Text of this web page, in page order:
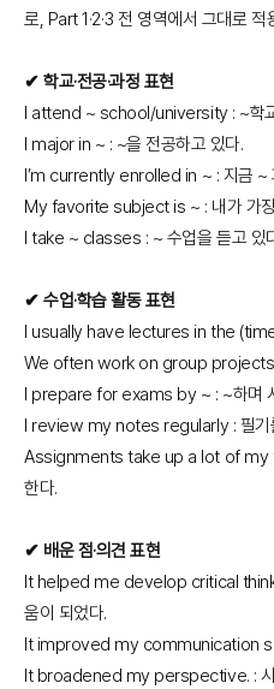
로, Part 1·2·3 전 영역에서 그대로 적
✔ 학교·전공·과정 표현
I attend ~ school/university : ~학
I major in ~ : ~을 전공하고 있다.
I’m currently enrolled in ~ : 지금 ~
My favorite subject is ~ : 내가 가
I take ~ classes : ~ 수업을 듣고 있
✔ 수업·학습 활동 표현
I usually have lectures in the
We often work on group projects :
I prepare for exams by ~ : ~하며
I review my notes regularly : 필기
Assignments take up a lot of my
한다.
✔ 배운 점·의견 표현
It helped me develop critical
움이 되었다.
It improved my communication
It broadened my perspective. : 시